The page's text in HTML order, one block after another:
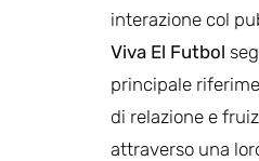
interazione col
Viva El Futbol
principale
di relazione e
attraverso una